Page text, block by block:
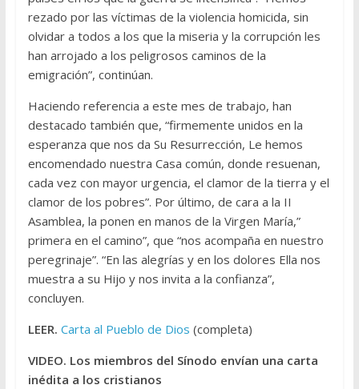
rezado por las víctimas de la violencia homicida, sin
olvidar a todos a los que la miseria y la corrupción les
han arrojado a los peligrosos caminos de la
emigración”, continúan.
Haciendo referencia a este mes de trabajo, han
destacado también que, “firmemente unidos en la
esperanza que nos da Su Resurrección, Le hemos
encomendado nuestra Casa común, donde resuenan,
cada vez con mayor urgencia, el clamor de la tierra y el
clamor de los pobres”. Por último, de cara a la II
Asamblea, la ponen en manos de la Virgen María,”
primera en el camino”, que “nos acompaña en nuestro
peregrinaje”. “En las alegrías y en los dolores Ella nos
muestra a su Hijo y nos invita a la confianza”,
concluyen.
LEER. Carta al Pueblo de Dios (completa)
VIDEO. Los miembros del Sínodo envían una carta
inédita a los cristianos